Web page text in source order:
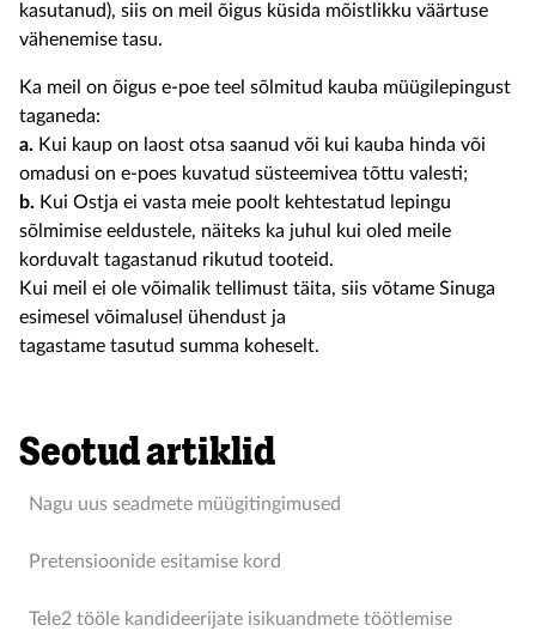
kasutanud), siis on meil õigus küsida mõistlikku väärtuse
vähenemise tasu.
Ka meil on õigus e-poe teel sõlmitud kauba müügilepingust
taganeda:
a. Kui kaup on laost otsa saanud või kui kauba hinda või
omadusi on e-poes kuvatud süsteemivea tõttu valesti;
b. Kui Ostja ei vasta meie poolt kehtestatud lepingu
sõlmimise eeldustele, näiteks ka juhul kui oled meile
korduvalt tagastanud rikutud tooteid.
Kui meil ei ole võimalik tellimust täita, siis võtame Sinuga
esimesel võimalusel ühendust ja
tagastame tasutud summa koheselt.
Seotud artiklid
Nagu uus seadmete müügitingimused
Pretensioonide esitamise kord
Tele2 tööle kandideerijate isikuandmete töötlemise